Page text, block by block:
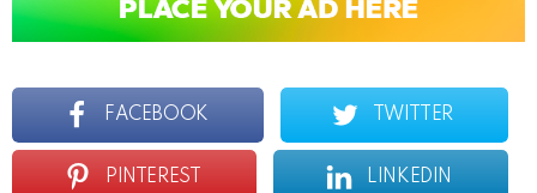
FACEBOOK TWITTER
PINTEREST LINKEDIN